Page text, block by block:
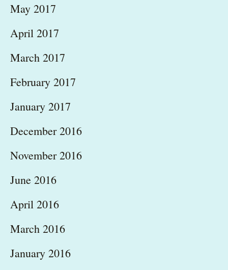
May 2017
April 2017
March 2017
February 2017
January 2017
December 2016
November 2016
June 2016
April 2016
March 2016
January 2016